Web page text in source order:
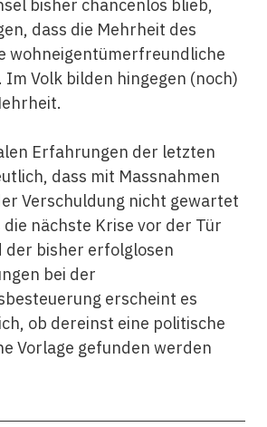
bisher chancenlos blieb,
dass die Mehrheit des
wohneigentümerfreundliche
Im Volk bilden hingegen (noch)
Erfahrungen der letzten
dass mit Massnahmen
Verschuldung nicht gewartet
nächste Krise vor der Tür
der bisher erfolglosen
bei der
erscheint es
ob dereinst eine politische
Vorlage gefunden werden